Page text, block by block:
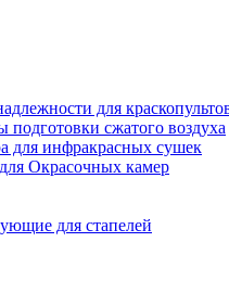
для
сжатого воздуха
для инфракрасных сушек
Окрасочных камер
для стапелей